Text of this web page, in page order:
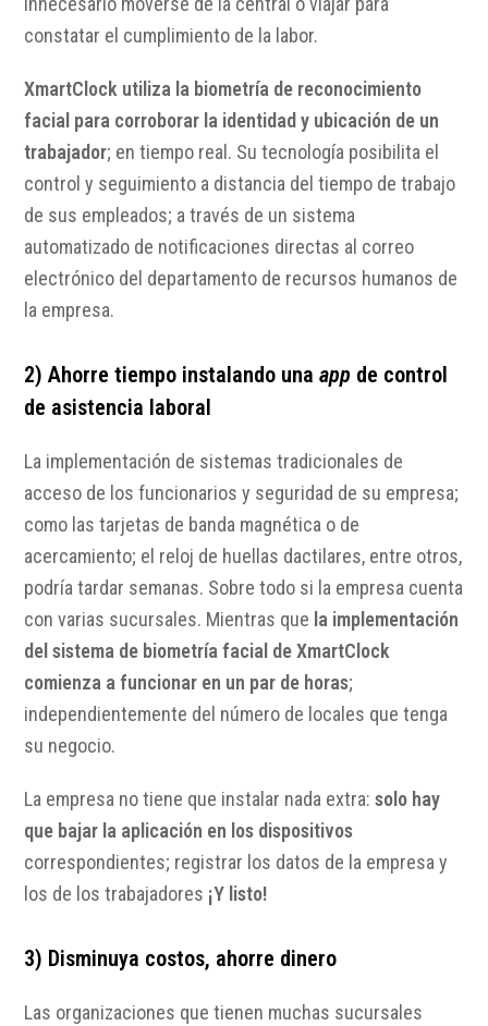
constatar el cumplimiento de la labor.
XmartClock utiliza la biometría de reconocimiento
facial para corroborar la identidad y ubicación de un
trabajador; en tiempo real. Su tecnología posibilita el
control y seguimiento a distancia del tiempo de trabajo
de sus empleados; a través de un sistema
automatizado de notificaciones directas al correo
electrónico del departamento de recursos humanos de
la empresa.
2) Ahorre tiempo instalando unaapp de control
de asistencia laboral
La implementación de sistemas tradicionales de
acceso de los funcionarios y seguridad de su empresa;
como las tarjetas de banda magnética o de
acercamiento; el reloj de huellas dactilares, entre otros,
podría tardar semanas. Sobre todo si la empresa cuenta
con varias sucursales. Mientras que la implementación
del sistema de biometría facial de XmartClock
comienza a funcionar en un par de horas;
independientemente del número de locales que tenga
su negocio.
La empresa no tiene que instalar nada extra:solo hay
que bajar la aplicación en los dispositivos
correspondientes; registrar los datos de la empresa y
los de los trabajadores ¡Y listo!
3) Disminuya costos, ahorre dinero
Las organizaciones que tienen muchas sucursales